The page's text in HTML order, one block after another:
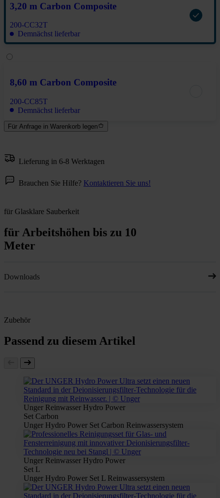
3,20 m Carbon Composite
200-CC32T
Demnächst lieferbar
8,60 m Carbon Composite
200-CC85T
Demnächst lieferbar
Für Anfrage in Warenkorb legen
Lieferung in 6-8 Werktagen
Brauchen Sie Hilfe? Kontaktieren Sie uns!
für Glasklare Sauberkeit
für Arbeitshöhen bis zu 10
Meter
Downloads
Zubehör
Passend zu diesem Artikel
Unger Reinwasser Hydro Power
Set Carbon
Unger Hydro Power Set Carbon Reinwassersystem
Unger Reinwasser Hydro Power
Set L
Unger Hydro Power Set L Reinwassersystem